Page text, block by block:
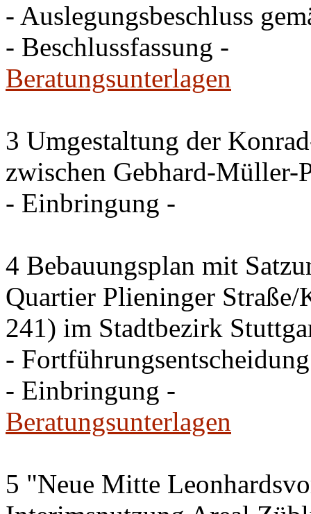
- Auslegungsbeschluss
- Beschlussfassung -
Beratungsunterlagen
3 Umgestaltung der
zwischen Gebhard-Müller-
- Einbringung -
4 Bebauungsplan mit
Quartier Plieninger
241) im Stadtbezirk
- Fortführungsentscheidung
- Einbringung -
Beratungsunterlagen
5 "Neue Mitte